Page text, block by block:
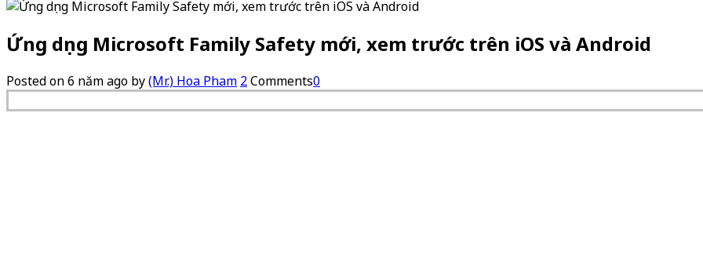
Ứng dụng Microsoft Family Safety mới, xem trước trên iOS và Android
Posted on6 năm ago by(Mr.) Hoa Pham 2Comments0